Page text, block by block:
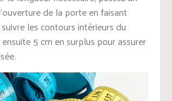
de la porte en faisant
les contours intérieurs du
5 cm en surplus pour assurer